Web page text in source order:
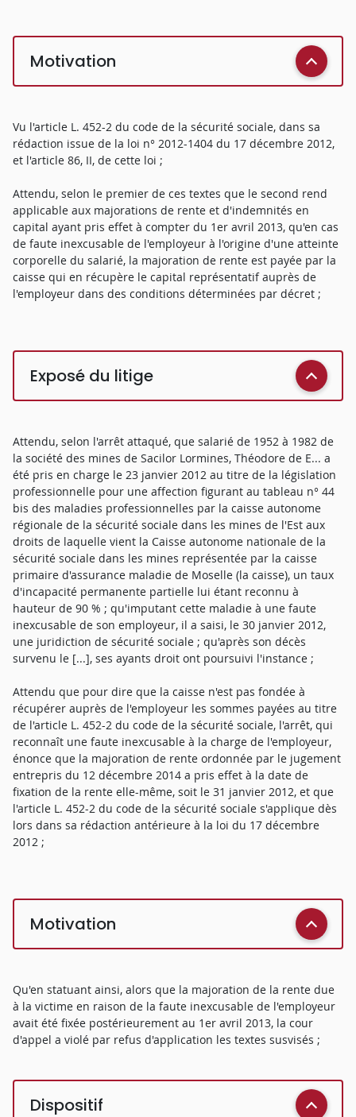
Motivation
Vu l'article L. 452-2 du code de la sécurité sociale, dans sa
rédaction issue de la loi n° 2012-1404 du 17 décembre 2012,
et l'article 86, II, de cette loi ;
Attendu, selon le premier de ces textes que le second rend
applicable aux majorations de rente et d'indemnités en
capital ayant pris effet à compter du 1er avril 2013, qu'en cas
de faute inexcusable de l'employeur à l'origine d'une atteinte
corporelle du salarié, la majoration de rente est payée par la
caisse qui en récupère le capital représentatif auprès de
l'employeur dans des conditions déterminées par décret ;
Exposé du litige
Attendu, selon l'arrêt attaqué, que salarié de 1952 à 1982 de
la société des mines de Sacilor Lormines, Théodore de E... a
été pris en charge le 23 janvier 2012 au titre de la législation
professionnelle pour une affection figurant au tableau n° 44
bis des maladies professionnelles par la caisse autonome
régionale de la sécurité sociale dans les mines de l'Est aux
droits de laquelle vient la Caisse autonome nationale de la
sécurité sociale dans les mines représentée par la caisse
primaire d'assurance maladie de Moselle (la caisse), un taux
d'incapacité permanente partielle lui étant reconnu à
hauteur de 90 % ; qu'imputant cette maladie à une faute
inexcusable de son employeur, il a saisi, le 30 janvier 2012,
une juridiction de sécurité sociale ; qu'après son décès
survenu le [...], ses ayants droit ont poursuivi l'instance ;
Attendu que pour dire que la caisse n'est pas fondée à
récupérer auprès de l'employeur les sommes payées au titre
de l'article L. 452-2 du code de la sécurité sociale, l'arrêt, qui
reconnaît une faute inexcusable à la charge de l'employeur,
énonce que la majoration de rente ordonnée par le jugement
entrepris du 12 décembre 2014 a pris effet à la date de
fixation de la rente elle-même, soit le 31 janvier 2012, et que
l'article L. 452-2 du code de la sécurité sociale s'applique dès
lors dans sa rédaction antérieure à la loi du 17 décembre
2012 ;
Motivation
Qu'en statuant ainsi, alors que la majoration de la rente due
à la victime en raison de la faute inexcusable de l'employeur
avait été fixée postérieurement au 1er avril 2013, la cour
d'appel a violé par refus d'application les textes susvisés ;
Dispositif